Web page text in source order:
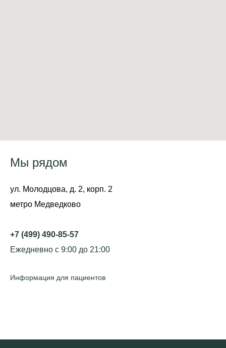
Мы рядом
ул. Молодцова, д. 2, корп. 2
метро Медведково
+7 (499) 490-85-57
Ежедневно с 9:00 до 21:00
Информация для пациентов